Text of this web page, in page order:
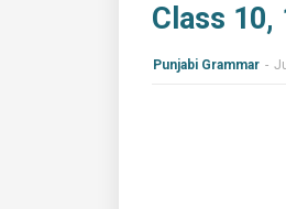
Class 10,
Punjabi Grammar -